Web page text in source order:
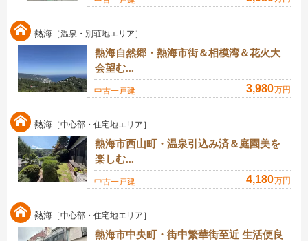
熱海 ［温泉・別荘地エリア］
熱海自然郷・熱海市街＆相模湾＆花火大
会望む...
中古一戸建 3,980万円
熱海 ［中心部・住宅地エリア］
熱海市西山町・温泉引込み済＆庭園美を
楽しむ...
中古一戸建 4,180万円
熱海 ［中心部・住宅地エリア］
熱海市中央町・街中繁華街至近 生活便良